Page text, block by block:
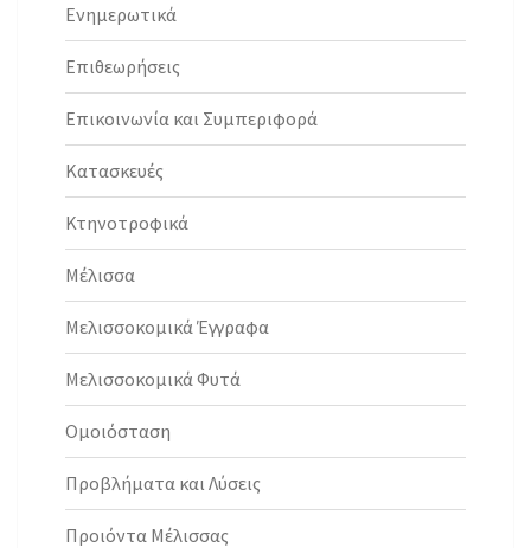
Ενημερωτικά
Επιθεωρήσεις
Επικοινωνία και Συμπεριφορά
Κατασκευές
Κτηνοτροφικά
Μέλισσα
Μελισσοκομικά Έγγραφα
Μελισσοκομικά Φυτά
Ομοιόσταση
Προβλήματα και Λύσεις
Προιόντα Μέλισσας